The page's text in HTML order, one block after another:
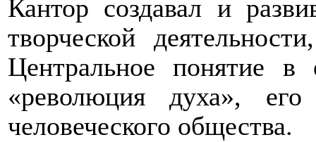
Кантор создавал и
творческой
Центральное понятие
«революция духа»,
человеческого общества.